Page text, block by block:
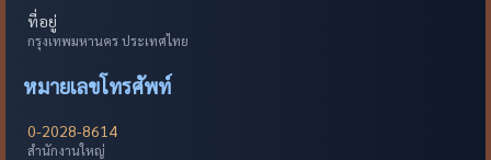
ที่อยู่
กรุงเทพมหานคร ประเทศไทย
หมายเลขโทรศัพท์
0-2028-8614
สำนักงานใหญ่